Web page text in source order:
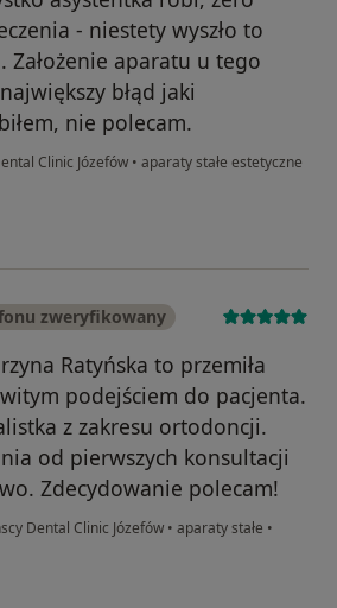
- niestety wyszło to
Założenie aparatu u tego
błąd jaki
nie polecam.
Clinic Józefów • aparaty stałe estetyczne
J
zweryfikowany
Ratyńska to przemiła
podejściem do pacjenta.
z zakresu ortodoncji.
od pierwszych konsultacji
Zdecydowanie polecam!
Dental Clinic Józefów • aparaty stałe •